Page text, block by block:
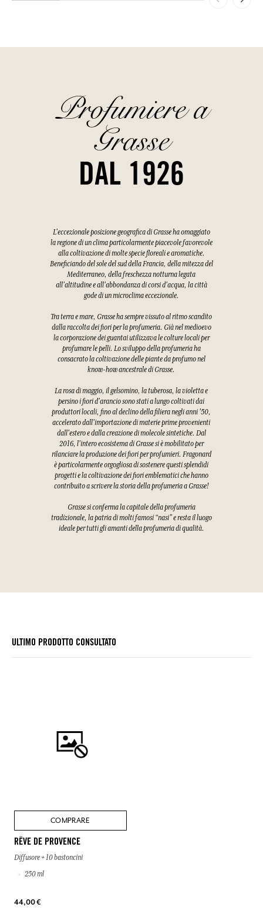
Profumiere a
Grasse
DAL 1926
L'eccezionale posizione geografica di Grasse ha omaggiato
la regione di un clima particolarmente piacevole favorevole
alla coltivazione di molte specie floreali e aromatiche.
Beneficiando del sole del sud della Francia, della mitezza del
Mediterraneo, della freschezza notturna legata
all'altitudine e all'abbondanza di corsi d'acqua, la città
gode di un microclima eccezionale.
Tra terra e mare, Grasse ha sempre vissuto al ritmo scandito
dalla raccolta dei fiori per la profumeria. Già nel medioevo
la corporazione dei guantai utilizzava le colture locali per
profumare le pelli. Lo sviluppo della profumeria ha
consacrato la coltivazione delle piante da profumo nel
know-how ancestrale di Grasse.
La rosa di maggio, il gelsomino, la tuberosa, la violetta e
persino i fiori d'arancio sono stati a lungo coltivati dai
produttori locali, fino al declino della filiera negli anni '50,
accelerato dall'importazione di materie prime provenienti
dall'estero e dalla creazione di molecole sintetiche. Dal
2016, l'intero ecosistema di Grasse si è mobilitato per
rilanciare la produzione dei fiori per profumieri. Fragonard
è particolarmente orgogliosa di sostenere questi splendidi
progetti e la coltivazione dei fiori emblematici che hanno
contribuito a scrivere la storia della profumeria a Grasse!
Grasse si conferma la capitale della profumeria
tradizionale, la patria di molti famosi “nasi” e resta il luogo
ideale per tutti gli amanti della profumeria di qualità.
ULTIMO PRODOTTO CONSULTATO
COMPRARE
RÊVE DE PROVENCE
Diffusore + 10 bastoncini
250 ml
44,00 €